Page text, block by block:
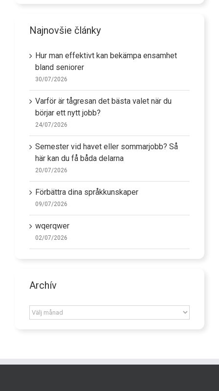
Najnovšie články
Hur man effektivt kan bekämpa ensamhet
bland seniorer
30/07/2026
Varför är tågresan det bästa valet när du
börjar ett nytt jobb?
24/07/2026
Semester vid havet eller sommarjobb? Så
här kan du få båda delarna
20/07/2026
Förbättra dina språkkunskaper
09/07/2026
wqerqwer
02/07/2026
Archív
Archív